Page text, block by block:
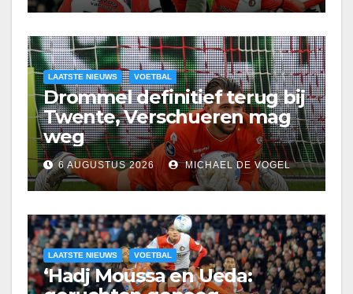
LAATSTE NIEUWS VOETBAL
Drommel definitief terug bij
Twente, Verschueren mag
weg
6 AUGUSTUS 2026 MICHAEL DE VOGEL
LAATSTE NIEUWS VOETBAL
‘Hadj Moussa en Ueda: